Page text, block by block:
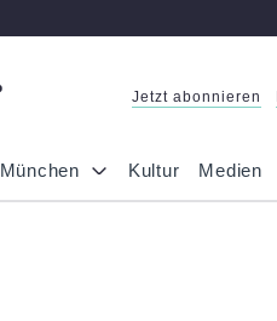
Jetzt abonnieren
München Kultur Medien